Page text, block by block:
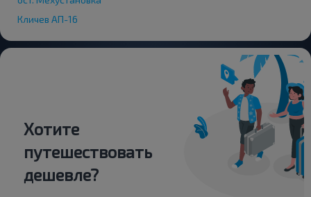
Кличев АП-16
Хотите
путешествовать
дешевле?